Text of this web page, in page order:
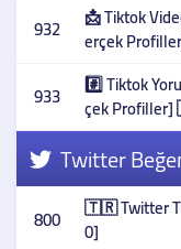
932 📩 Tiktok
erçek
933 #️⃣ Tiktok
çek
Twitter
800 🇹🇷 Twitter
0]